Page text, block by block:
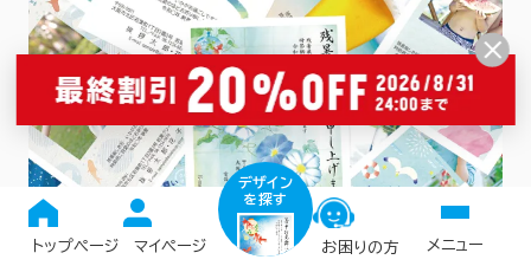
トップページ マイページ
デザイン
を探す
お困りの方 メニュー